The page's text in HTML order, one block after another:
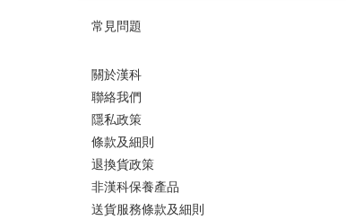
常見問題
關於漢科
聯絡我們
隱私政策
條款及細則
退換貨政策
非漢科保養產品
送貨服務條款及細則